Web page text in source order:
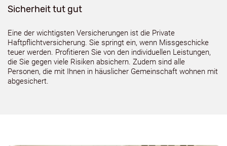
Sicherheit tut gut
Eine der wichtigsten Versicherungen ist die Private
Haftpflichtversicherung. Sie springt ein, wenn Missgeschicke
teuer werden. Profitieren Sie von den individuellen Leistungen,
die Sie gegen viele Risiken absichern. Zudem sind alle
Personen, die mit Ihnen in häuslicher Gemeinschaft wohnen mit
abgesichert.